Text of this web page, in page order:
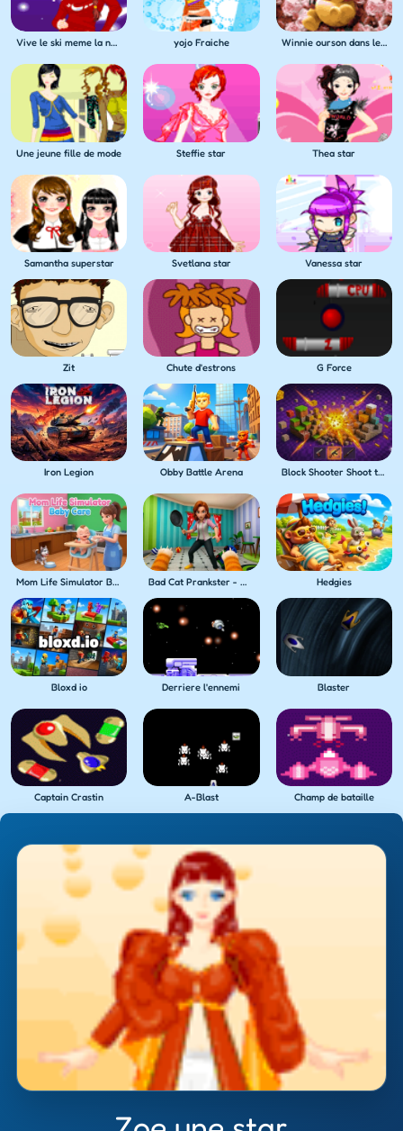
Vive le ski meme la nuit yojo Fraiche Winnie ourson dans les roses
Une jeune fille de mode Steffie star Thea star
Samantha superstar Svetlana star Vanessa star
Zit Chute d'estrons G Force
Iron Legion Obby Battle Arena Block Shooter Shoot the Blocks!
Mom Life Simulator Baby Care Bad Cat Prankster - Mom's Return Hedgies
Bloxd io Derriere l'ennemi Blaster
Captain Crastin A-Blast Champ de bataille